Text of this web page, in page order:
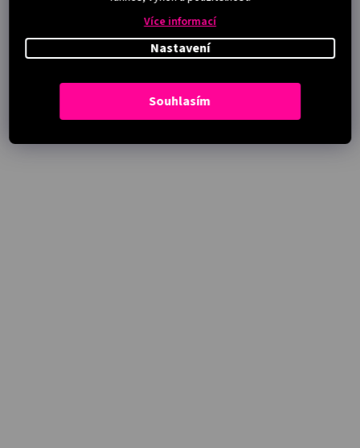
Více informací
Nastavení
Souhlasím